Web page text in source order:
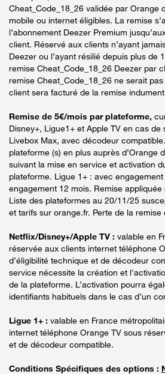
Cheat_Code_18_26 validée par Orange
mobile ou internet éligibles. La remise
l’abonnement Deezer Premium
client. Réservé aux clients n’ayant
Deezer ou l’ayant résilié depuis plus de
remise Cheat_Code_18_26 Deezer par
remise Cheat_Code_18_26 ne serait
client sera facturé de la remise
Remise de 5€/mois par plateforme,
Disney+, Ligue1+ et Apple TV en cas de
Livebox Max, avec décodeur
plateforme (s) en plus auprès d’Orange
suivant la mise en service et activation
plateforme. Ligue 1+ : avec
engagement 12 mois. Remise
Liste des plateformes au 20/11/25
et tarifs sur orange.fr. Perte de la remise
Netflix/Disney+/Apple TV : valable en
réservée aux clients internet téléphone
d’éligibilité technique et de décodeur
service nécessite la création et
de la plateforme. L’activation pourra
identifiants habituels dans le cas d’un
Ligue 1+ : valable en France
internet téléphone Orange TV sous
et de décodeur compatible.
Conditions Spécifiques des options :